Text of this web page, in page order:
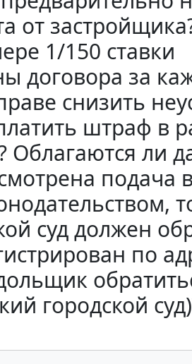
от
1/150 ставки
договора за
снизить
штраф в
Облагаются ли
подача
суд должен
по
городской